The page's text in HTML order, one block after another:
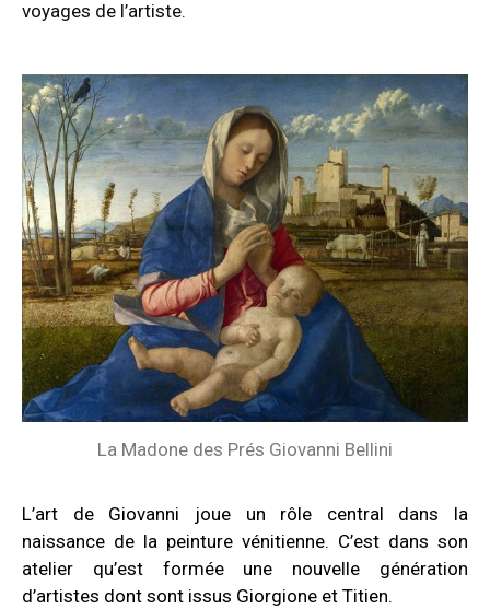
voyages de l’artiste.
La Madone des Prés Giovanni Bellini
L’art de Giovanni joue un rôle central dans la
naissance de la peinture vénitienne. C’est dans son
atelier qu’est formée une nouvelle génération
d’artistes dont sont issus Giorgione et Titien.